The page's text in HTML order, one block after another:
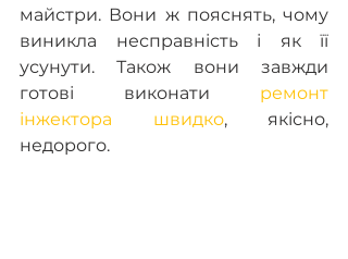
майстри. Вони ж пояснять, чому
виникла несправність і як її
усунути. Також вони завжди
готові виконати ремонт
інжектора швидко, якісно,
недорого.